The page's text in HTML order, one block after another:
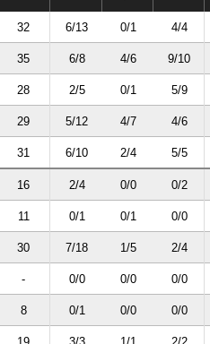
32 6/13 0/1 4/4
35 6/8 4/6 9/10
28 2/5 0/1 5/9
29 5/12 4/7 4/6
31 6/10 2/4 5/5
16 2/4 0/0 0/2
11 0/1 0/1 0/0
30 7/18 1/5 2/4
- 0/0 0/0 0/0
8 0/1 0/0 0/0